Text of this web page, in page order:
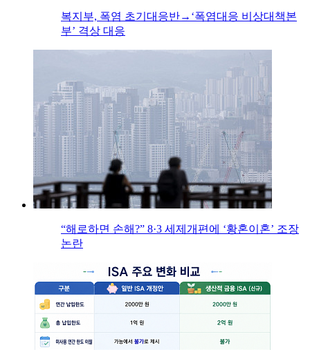
복지부, 폭염 초기대응반→‘폭염대응 비상대책본
부’ 격상 대응
“해로하면 손해?” 8·3 세제개편에 ‘황혼이혼’ 조장
논란